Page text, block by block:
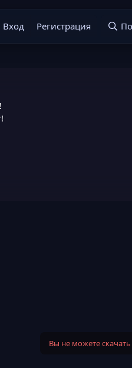
нас Подать
Вход Регистрация
Вы не можете скачать